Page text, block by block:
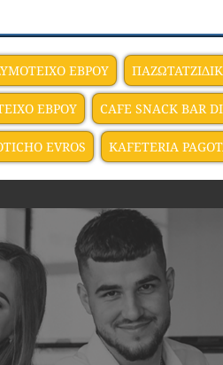
ΕΒΡΟΥ
ΕΒΡΟΥ CAFE SNACK BAR
EVROS KAFETERIA